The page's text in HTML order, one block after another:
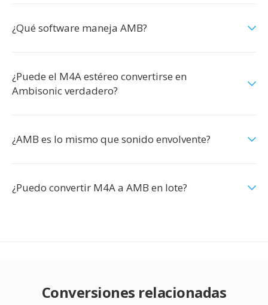
¿Qué software maneja AMB?
¿Puede el M4A estéreo convertirse en
Ambisonic verdadero?
¿AMB es lo mismo que sonido envolvente?
¿Puedo convertir M4A a AMB en lote?
Conversiones relacionadas